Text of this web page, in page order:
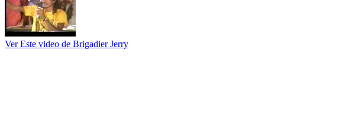
Ver Este video de Brigadier Jerry